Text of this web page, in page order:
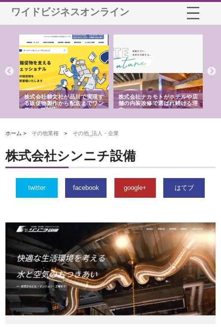
ワイドビジネスオンライン
株式会社耕文社が品川で実現す
る販促物製作から配送までワン
ストップ対応
株式会社ナカモトがホテルや店
舗の内装改修で選ばれ続ける理
由
ホーム > その他業種 > その他_法人・企業
株式会社シンニチ設備
twitter facebook google+ はてブ